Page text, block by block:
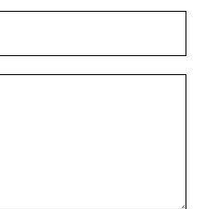
Изложба